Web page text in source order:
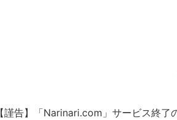
【謹告】「Narinari.com」サービス終了